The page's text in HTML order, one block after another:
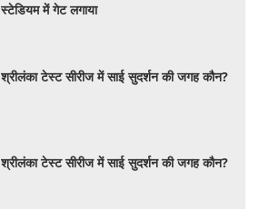
स्टेडियम में गेट लगाया
श्रीलंका टेस्ट सीरीज में साई सुदर्शन की जगह कौन?
श्रीलंका टेस्ट सीरीज में साई सुदर्शन की जगह कौन?